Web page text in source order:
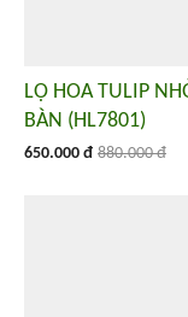
LỌ HOA TULIP
BÀN (HL7801)
650.000 đ 880.000 đ